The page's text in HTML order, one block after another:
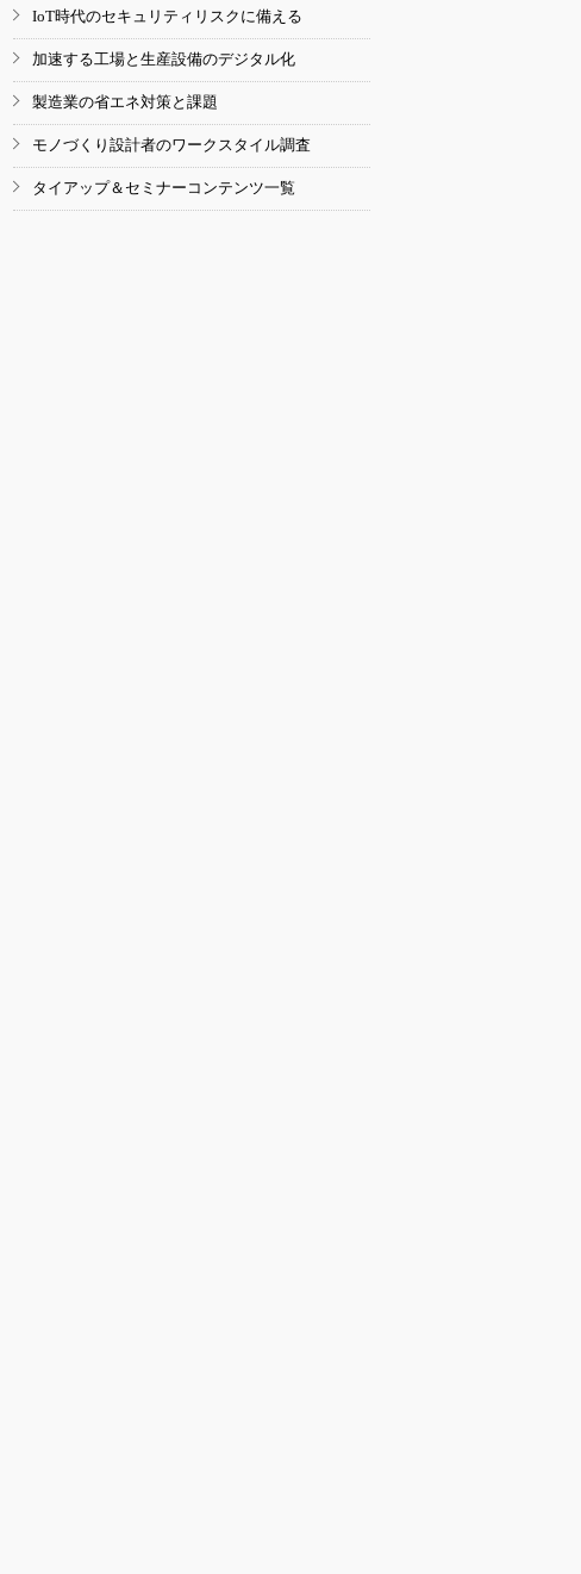
IoT時代のセキュリティリスクに備える
加速する工場と生産設備のデジタル化
製造業の省エネ対策と課題
モノづくり設計者のワークスタイル調査
タイアップ＆セミナーコンテンツ一覧